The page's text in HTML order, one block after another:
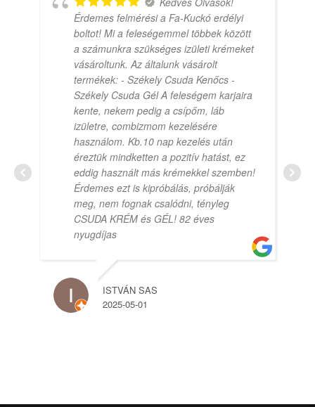
Érdemes felmérési a Fa-Kuckó erdélyi
boltot! Mi a feleségemmel többek között
a számunkra szükséges izületi krémeket
vásároltunk. Az általunk vásárolt
termékek: - Székely Csuda Kenőcs -
Székely Csuda Gél A feleségem karjaira
kente, nekem pedig a csípőm, láb
izületre, combizmom kezelésére
használom. Kb.10 nap kezelés után
éreztük mindketten a pozitív hatást, ez
eddig használt más krémekkel szemben!
Érdemes ezt is kipróbálás, próbálják
meg, nem fognak csalódni, tényleg
CSUDA KRÉM és GÉL! 82 éves
nyugdíjas
ISTVÁN SAS
2025-05-01